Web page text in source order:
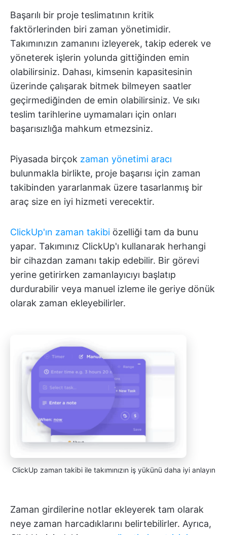
Başarılı bir proje teslimatının kritik
faktörlerinden biri zaman yönetimidir.
Takımınızın zamanını izleyerek, takip ederek ve
yöneterek işlerin yolunda gittiğinden emin
olabilirsiniz. Dahası, kimsenin kapasitesinin
üzerinde çalışarak bitmek bilmeyen saatler
geçirmediğinden de emin olabilirsiniz. Ve sıkı
teslim tarihlerine uymamaları için onları
başarısızlığa mahkum etmezsiniz.
Piyasada birçok zaman yönetimi aracı
bulunmakla birlikte, proje başarısı için zaman
takibinden yararlanmak üzere tasarlanmış bir
araç size en iyi hizmeti verecektir.
ClickUp'ın zaman takibi özelliği tam da bunu
yapar. Takımınız ClickUp'ı kullanarak herhangi
bir cihazdan zamanı takip edebilir. Bir görevi
yerine getirirken zamanlayıcıyı başlatıp
durdurabilir veya manuel izleme ile geriye dönük
olarak zaman ekleyebilirler.
ClickUp zaman takibi ile takımınızın iş yükünü daha iyi anlayın
Zaman girdilerine notlar ekleyerek tam olarak
neye zaman harcadıklarını belirtebilirler. Ayrıca,